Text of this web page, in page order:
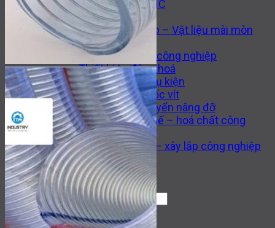
Máy công cụ CNC
Thiết bị thuỷ lực
Van công nghiệp – Vật liệu mài mòn
Thiết bị hàn
Động cơ – Bơm công nghiệp
Thiết bị tự động hoá
Gia công cơ khí và phụ kiện
Dụng cụ cắt và ốc vít
Thiết bị vận chuyển nâng đỡ
Phụ tùng thay thế – hoá chất công
nghiệp
Thi công cơ khí – xây lắp công nghiệp
Tin tức
Liên hệ
Tìm
kiếm: